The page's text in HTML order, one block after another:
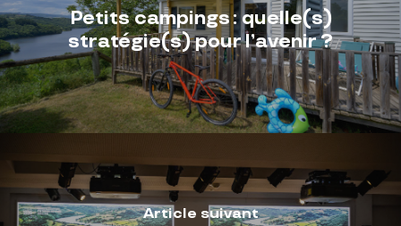
Petits campings : quelle(s)
stratégie(s) pour l’avenir ?
Article suivant